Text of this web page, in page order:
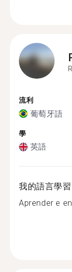
流利
葡萄牙語
學
英語
我的語言學
Aprender e